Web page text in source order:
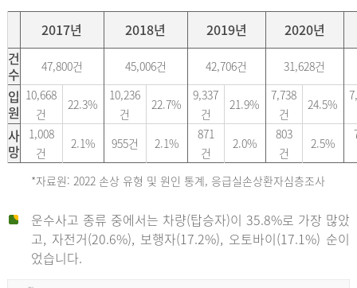
2017년 2018년 2019년
2020년
건
수
47,800건 45,006건 42,706건 31,628건
입
원
10,668
건
22.3%
10,236
건
22.7%
9,337
건
21.9%
7,738
건
24.5%
사
망
1,008
건
2.1% 955건 2.1%
871
건
2.0%
803
건
2.5%
*자료원: 2022 손상 유형 및 원인 통계, 응급실손상환자심층조사
운수사고 종류 중에서는 차량(탑승자)이 35.8%로 가장 많았
고, 자전거(20.6%), 보행자(17.2%), 오토바이(17.1%) 순이
었습니다.